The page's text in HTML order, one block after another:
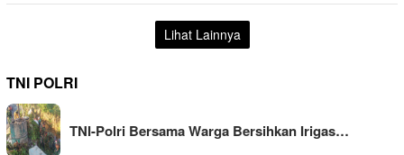
Lihat Lainnya
TNI POLRI
TNI-Polri Bersama Warga Bersihkan Irigas…